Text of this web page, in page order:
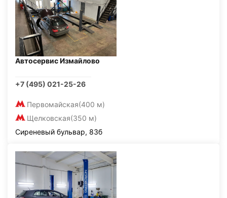
Автосервис Измайлово
+7 (495) 021-25-26
Первомайская(400 м)
Щелковская(350 м)
Сиреневый бульвар, 83б